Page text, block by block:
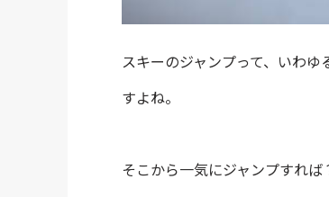
スキーのジャンプって、いわ
すよね。
そこから一気にジャンプすれ